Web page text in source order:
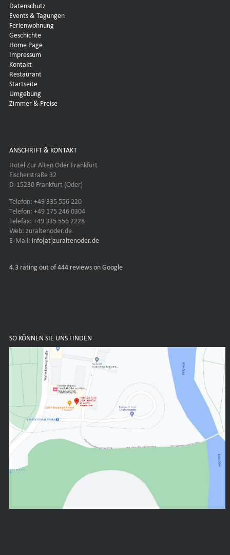
Datenschutz
Events & Tagungen
Ferienwohnung
Geschichte
Home Page
Impressum
Kontakt
Restaurant
Startseite
Umgebung
Zimmer & Preise
ANSCHRIFT & KONTAKT
Hotel Zur Alten Oder Frankfurt
Fischerstraße 32
D-15230 Frankfurt (Oder)
Telefon: +49 335 556 220
Telefon: +49 175 246 0304
Telefax: +49 335 556 2228
Web: zuraltenoder.de
E-Mail: info[at]zuraltenoder.de
4.3 rating out of 444 reviews on Google
SO KÖNNEN SIE UNS FINDEN